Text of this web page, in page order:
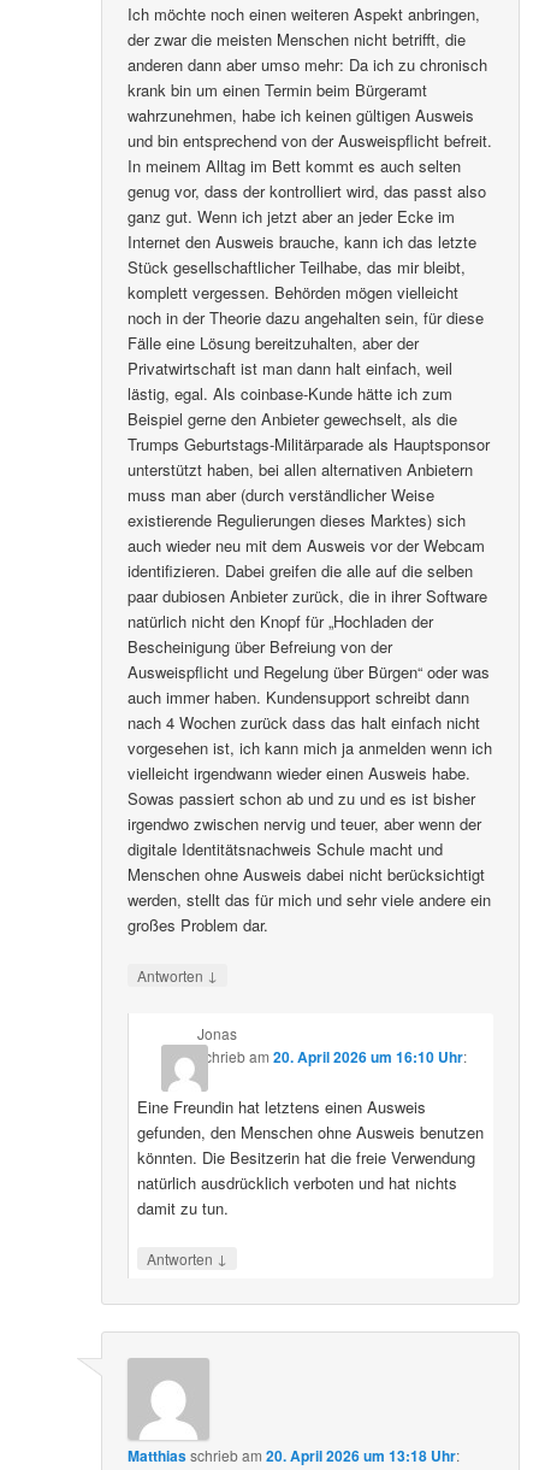
Ich möchte noch einen weiteren Aspekt anbringen,
der zwar die meisten Menschen nicht betrifft, die
anderen dann aber umso mehr: Da ich zu chronisch
krank bin um einen Termin beim Bürgeramt
wahrzunehmen, habe ich keinen gültigen Ausweis
und bin entsprechend von der Ausweispflicht befreit.
In meinem Alltag im Bett kommt es auch selten
genug vor, dass der kontrolliert wird, das passt also
ganz gut. Wenn ich jetzt aber an jeder Ecke im
Internet den Ausweis brauche, kann ich das letzte
Stück gesellschaftlicher Teilhabe, das mir bleibt,
komplett vergessen. Behörden mögen vielleicht
noch in der Theorie dazu angehalten sein, für diese
Fälle eine Lösung bereitzuhalten, aber der
Privatwirtschaft ist man dann halt einfach, weil
lästig, egal. Als coinbase-Kunde hätte ich zum
Beispiel gerne den Anbieter gewechselt, als die
Trumps Geburtstags-Militärparade als Hauptsponsor
unterstützt haben, bei allen alternativen Anbietern
muss man aber (durch verständlicher Weise
existierende Regulierungen dieses Marktes) sich
auch wieder neu mit dem Ausweis vor der Webcam
identifizieren. Dabei greifen die alle auf die selben
paar dubiosen Anbieter zurück, die in ihrer Software
natürlich nicht den Knopf für „Hochladen der
Bescheinigung über Befreiung von der
Ausweispflicht und Regelung über Bürgen“ oder was
auch immer haben. Kundensupport schreibt dann
nach 4 Wochen zurück dass das halt einfach nicht
vorgesehen ist, ich kann mich ja anmelden wenn ich
vielleicht irgendwann wieder einen Ausweis habe.
Sowas passiert schon ab und zu und es ist bisher
irgendwo zwischen nervig und teuer, aber wenn der
digitale Identitätsnachweis Schule macht und
Menschen ohne Ausweis dabei nicht berücksichtigt
werden, stellt das für mich und sehr viele andere ein
großes Problem dar.
Antworten ↓
Jonas
schriebam 20. April 2026 um 16:10 Uhr:
Eine Freundin hat letztens einen Ausweis
gefunden, den Menschen ohne Ausweis benutzen
könnten. Die Besitzerin hat die freie Verwendung
natürlich ausdrücklich verboten und hat nichts
damit zu tun.
Antworten ↓
Matthiasschriebam20. April 2026 um 13:18 Uhr: